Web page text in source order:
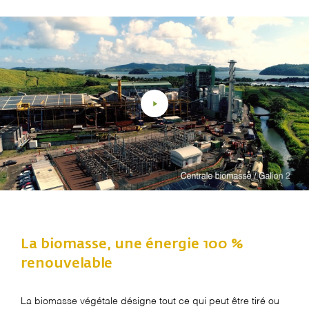
La biomasse, une énergie 100 %
renouvelable
La biomasse végétale désigne tout ce qui peut être tiré ou